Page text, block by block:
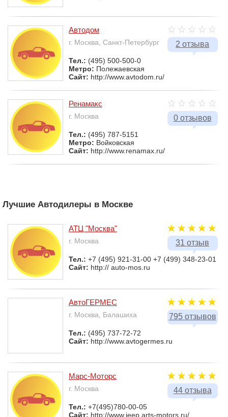
2 отзыва
Автодом
г. Москва, Санкт-Петербург
Тел.: (495) 500-500-0
Метро: Полежаевская
Сайт: http://www.avtodom.ru/
0 отзывов
Ренамакс
г. Москва
Тел.: (495) 787-5151
Метро: Войковская
Сайт: http://www.renamax.ru/
Лучшие Автодилеры в Москве
31 отзыв
АТЦ "Москва"
г. Москва
Тел.: +7 (495) 921-31-00 +7 (499) 348-23-01
Сайт: http:// auto-mos.ru
795 отзывов
АвтоГЕРМЕС
г. Москва, Балашиха
Тел.: (495) 737-72-72
Сайт: http://www.avtogermes.ru
44 отзыва
Марс-Моторс
г. Москва
Тел.: +7(495)780-00-05
Сайт: http://www.jeep.arts-motors.ru/